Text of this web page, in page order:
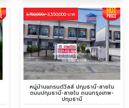
3,750,000/3,550,000 บาท
หมู่บ้านแกรนด์วิลล์ ปทุมธานี-สายใน
ถนนปทุมธานี-สายใน ถนนกรุงเทพ-
ปทุมธานี